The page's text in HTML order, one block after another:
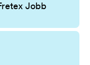
Jobb